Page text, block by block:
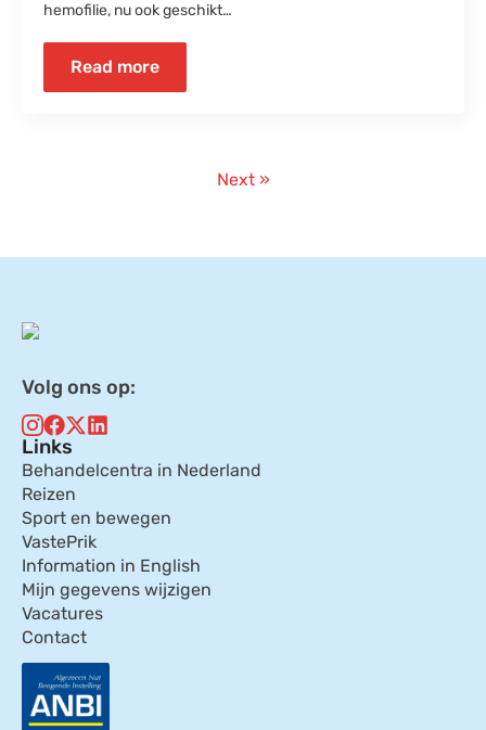
hemofilie, nu ook geschikt…
Read more
Next »
Volg ons op:
Links
Behandelcentra in Nederland
Reizen
Sport en bewegen
VastePrik
Information in English
Mijn gegevens wijzigen
Vacatures
Contact